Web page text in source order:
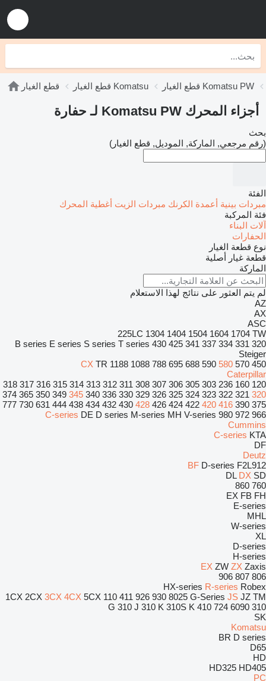
قطع الغيار قطع الغيار Komatsu قطع الغيار Komatsu PW
أجزاء المحرك Komatsu PW لـ حفارة
بحث
(رقم مرجعي, الماركة, الموديل, قطع الغيار)
الفئة
مبردات بينية أعمدة الكرنك مبردات الزيت أغطية المحرك
فئة المركبة
آلات البناء
الحفارات
نوع قطعة الغيار
قطعة غيار أصلية
الماركة
لم يتم العثور على نتائج لهذا الاستعلام
AZ
AX
ASC
225LC 1304 1404 1504 1604 1704 TW
320
331
334
337
341
425
430
B series E series S series T series
Steiger
450
570
580
590
688
695
788
1088
1188
CX TR
Caterpillar
120
160
236
303
305
306
307
308
311
312
313
314
315
316
317
318
320
321
322
323
324
325
326
329
330
336
340
345
349
350
365
374
375
390
416
420
422
424
426
428
430
432
434
438
444
631
730
777
966
972
980
C-series DE D series M-series MH V-series
Cummins
C-series KTA
DF
Deutz
BF D-series F2L912
DL DX SD
760
860
EX FB FH
E-series
MHL
W-series
XL
D-series
H-series
EX ZW ZX Zaxis
806
807
906
HX-series R-series Robex
1CX 2CX 3CX 4CX 5CX 110 411 926 930 8025 G-Series JS JZ TM
310 G
310 J 310 K 310S K 410 724 6090
SK
Komatsu
BR D series
D65
HD
HD325 HD405
PC